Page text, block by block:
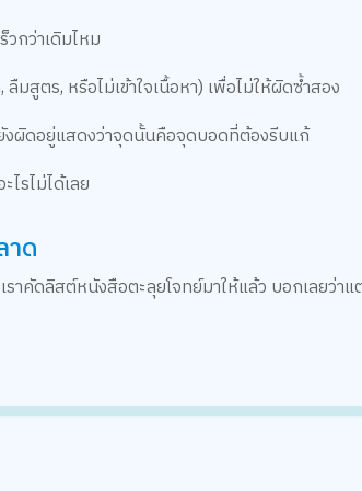
กว่าเดิมไหม
สูตร, หรือไม่เข้าใจเนื้อหา) เพื่อไม่ให้ผิดซ้ำสอง
งผิดอยู่แสดงว่าจุดนั้นคือจุดบอดที่ต้องรีบแก้
รไม่ได้เลย
าด
าคัดลิสต์หนังสือตะลุยโจทย์มาให้แล้ว บอกเลยว่าแ